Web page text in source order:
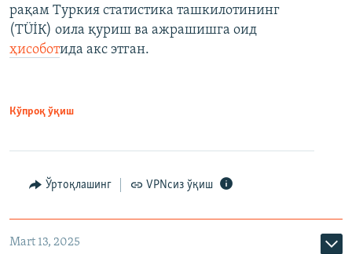
рақам Туркия статистика ташкилотининг
(ТÜİК) оила қуриш ва ажрашишга оид
ҳисоботида акс этган.
Кўпроқ ўқиш
Ўртоқлашинг VPNсиз ўқиш
Mart 13, 2025